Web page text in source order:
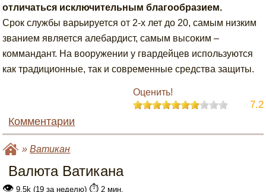
отличаться исключительным благообразием.
Срок службы варьируется от 2-х лет до 20, самым низким
званием является алебардист, самым высоким –
коммандант. На вооружении у гвардейцев используются
как традиционные, так и современные средства защиты.
Оценить!
7.2
Комментарии
»Ватикан
Валюта Ватикана
👁 9.5k (19 за неделю) ⏱️ 2 мин.